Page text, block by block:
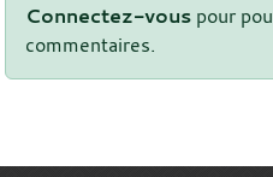
Connectez-vous pour
commentaires.